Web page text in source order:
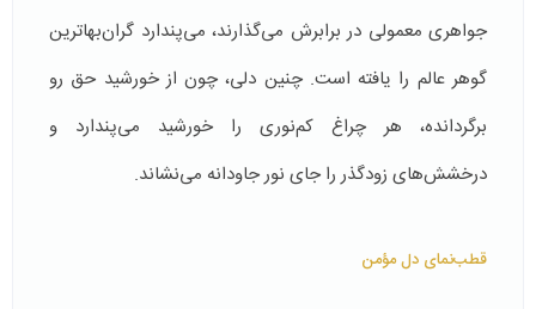
جواهری معمولی در برابرش می‌گذارند، می‌پندارد گران‌بهاترین
گوهر عالم را یافته است. چنین دلی، چون از خورشید حق رو
برگردانده، هر چراغ کم‌نوری را خورشید می‌پندارد و
درخشش‌های زودگذر را جای نور جاودانه می‌نشاند.
قطب‌نمای دل مؤمن